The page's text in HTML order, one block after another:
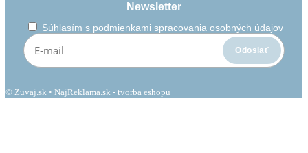
Newsletter
Súhlasím s podmienkami spracovania osobných údajov
© Zuvaj.sk • NajReklama.sk - tvorba eshopu